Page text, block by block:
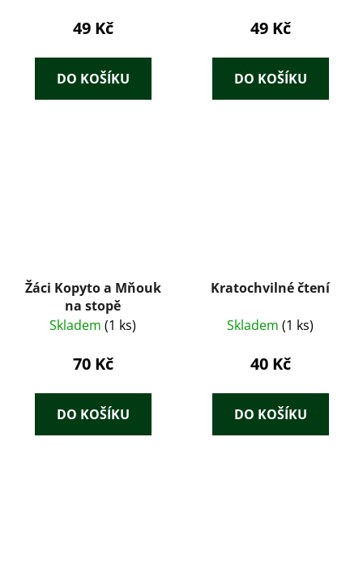
49 Kč
DO KOŠÍKU
49 Kč
DO KOŠÍKU
Žáci Kopyto a Mňouk
na stopě
Skladem (1 ks)
70 Kč
DO KOŠÍKU
Kratochvilné čtení
Skladem (1 ks)
40 Kč
DO KOŠÍKU